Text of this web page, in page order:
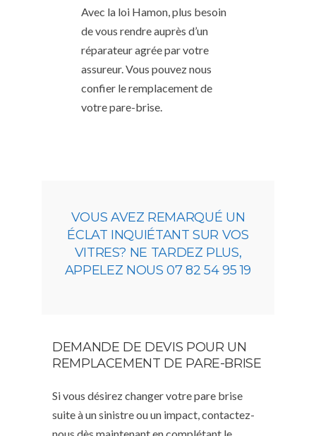
Avec la loi Hamon, plus besoin
de vous rendre auprès d’un
réparateur agrée par votre
assureur. Vous pouvez nous
confier le remplacement de
votre pare-brise.
VOUS AVEZ REMARQUÉ UN
ÉCLAT INQUIÉTANT SUR VOS
VITRES? NE TARDEZ PLUS,
APPELEZ NOUS 07 82 54 95 19
DEMANDE DE DEVIS POUR UN
REMPLACEMENT DE PARE-BRISE
Si vous désirez changer votre pare brise
suite à un sinistre ou un impact, contactez-